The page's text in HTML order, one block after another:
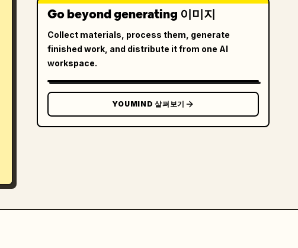
Go beyond generating 이미지
Collect materials, process them, generate
finished work, and distribute it from one AI
workspace.
YOUMIND 살펴보기